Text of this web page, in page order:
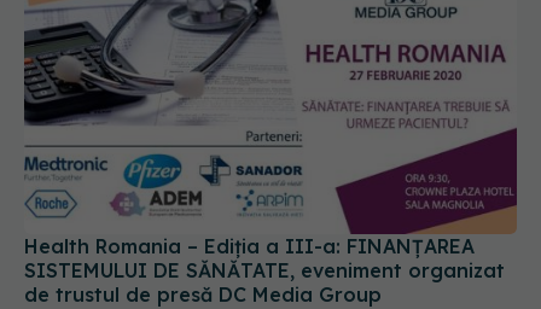
Health Romania – Ediția a III-a: FINANȚAREA
SISTEMULUI DE SĂNĂTATE, eveniment organizat
de trustul de presă DC Media Group